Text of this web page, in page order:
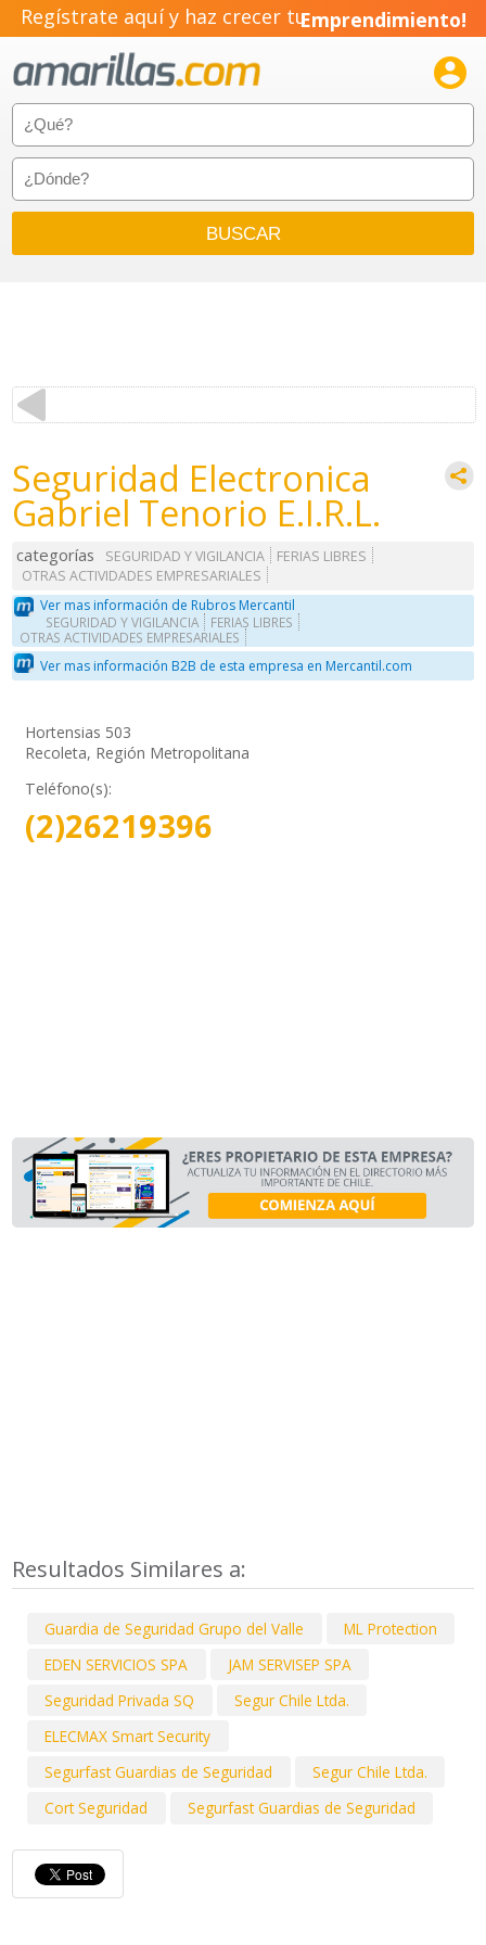
Regístrate aquí y haz crecer tuEmprendimiento!

Seguridad Electronica
Gabriel Tenorio E.I.R.L.
categorías SEGURIDAD Y VIGILANCIA
FERIAS LIBRES
OTRAS ACTIVIDADES EMPRESARIALES
Ver mas información de Rubros Mercantil
SEGURIDAD Y VIGILANCIA
FERIAS LIBRES
OTRAS ACTIVIDADES EMPRESARIALES
Ver mas información B2B de esta empresa en Mercantil.com
Hortensias 503
Recoleta, Región Metropolitana
Teléfono(s):
(2)26219396
Resultados Similares a:
Guardia de Seguridad Grupo del Valle
ML Protection
EDEN SERVICIOS SPA
JAM SERVISEP SPA
Seguridad Privada SQ
Segur Chile Ltda.
ELECMAX Smart Security
Segurfast Guardias de Seguridad
Segur Chile Ltda.
Cort Seguridad
Segurfast Guardias de Seguridad